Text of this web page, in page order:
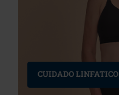
CUIDADO LINFATICO